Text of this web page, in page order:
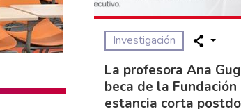
Investigación
La profesora Ana
beca de la
estancia corta